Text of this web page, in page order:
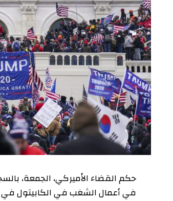
في أعمال الشغب في الكابيتول في 6 يناير 2021 في واشنطن.